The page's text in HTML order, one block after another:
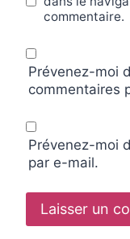
commentaire.
Prévenez-moi
commentaires
Prévenez-moi
par e-mail.